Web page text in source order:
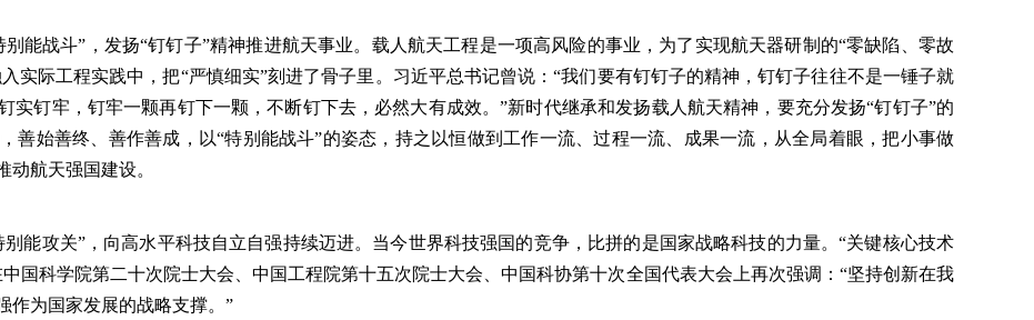
战斗”，发扬“钉钉子”精神推进航天事业。载人航天工程是一项高风险的事业，为了实现航天器研制的“零缺陷、零故
实际工程实践中，把“严慎细实”刻进了骨子里。习近平总书记曾说：“我们要有钉钉子的精神，钉钉子往往不是一锤子就
实钉牢，钉牢一颗再钉下一颗，不断钉下去，必然大有成效。”新时代继承和发扬载人航天精神，要充分发扬“钉钉子”的
善始善终、善作善成，以“特别能战斗”的姿态，持之以恒做到工作一流、过程一流、成果一流，从全局着眼，把小事做
航天强国建设。
攻关”，向高水平科技自立自强持续迈进。当今世界科技强国的竞争，比拼的是国家战略科技的力量。“关键核心技术
国科学院第二十次院士大会、中国工程院第十五次院士大会、中国科协第十次全国代表大会上再次强调：“坚持创新在我
作为国家发展的战略支撑。”